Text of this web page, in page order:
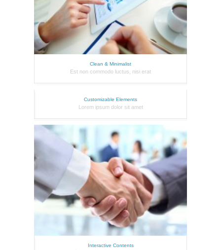
Clean & Minimalist
Est non commodo luctus, nisi erat
Customizable Elements
Lorem ipsum dolor sit amet
Interactive Contents